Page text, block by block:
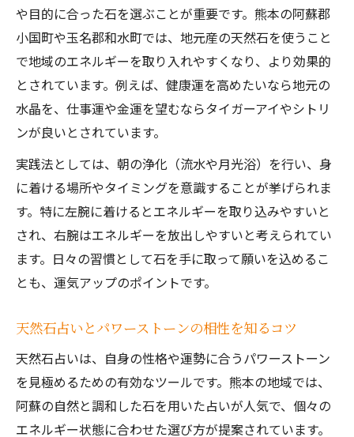
や目的に合った石を選ぶことが重要です。熊本の阿蘇郡
小国町や玉名郡和水町では、地元産の天然石を使うこと
で地域のエネルギーを取り入れやすくなり、より効果的
とされています。例えば、健康運を高めたいなら地元の
水晶を、仕事運や金運を望むならタイガーアイやシトリ
ンが良いとされています。
実践法としては、朝の浄化（流水や月光浴）を行い、身
に着ける場所やタイミングを意識することが挙げられま
す。特に左腕に着けるとエネルギーを取り込みやすいと
され、右腕はエネルギーを放出しやすいと考えられてい
ます。日々の習慣として石を手に取って願いを込めるこ
とも、運気アップのポイントです。
天然石占いとパワーストーンの相性を知るコツ
天然石占いは、自身の性格や運勢に合うパワーストーン
を見極めるための有効なツールです。熊本の地域では、
阿蘇の自然と調和した石を用いた占いが人気で、個々の
エネルギー状態に合わせた選び方が提案されています。